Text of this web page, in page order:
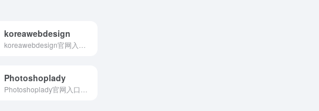
koreawebdesign
Photoshoplady